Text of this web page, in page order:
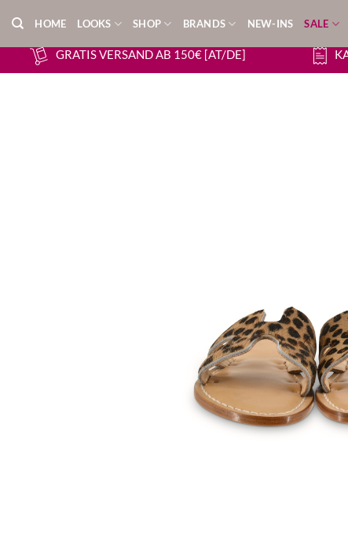
Inhalt
springen
HOME LOOKS SHOP BRANDS NEW-INS SALE
GRATIS VERSAND AB 150€ [AT/DE]